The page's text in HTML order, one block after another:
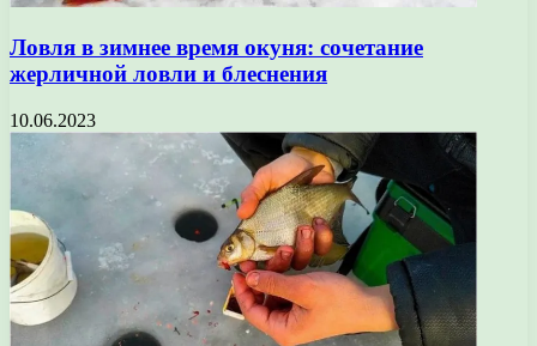
Ловля в зимнее время окуня: сочетание
жерличной ловли и блеснения
10.06.2023